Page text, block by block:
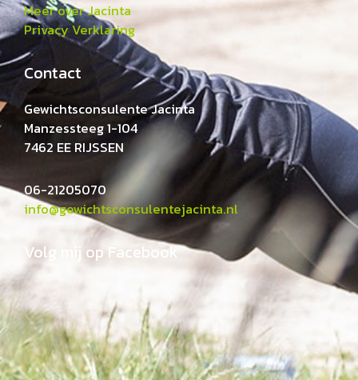
Meer over Jacinta
Privacy Verklaring
Contact
Gewichtsconsulente Jacinta
Manzessteeg 1-104
7462 EE RIJSSEN
06-21205070
info@gewichtsconsulentejacinta.nl
Volg mij op Facebook